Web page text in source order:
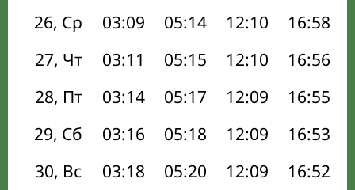
26, Ср
03:09 05:14 12:10 16:58
27, Чт
03:11 05:15 12:10 16:56
28, Пт
03:14 05:17 12:09 16:55
29, Сб
03:16 05:18 12:09 16:53
30, Вс
03:18 05:20 12:09 16:52